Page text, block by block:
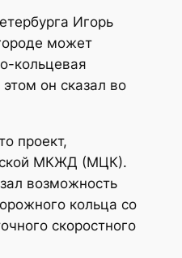
Игорь
может
кольцевая
он сказал во
проект,
МКЖД (МЦК).
возможность
кольца со
скоростного